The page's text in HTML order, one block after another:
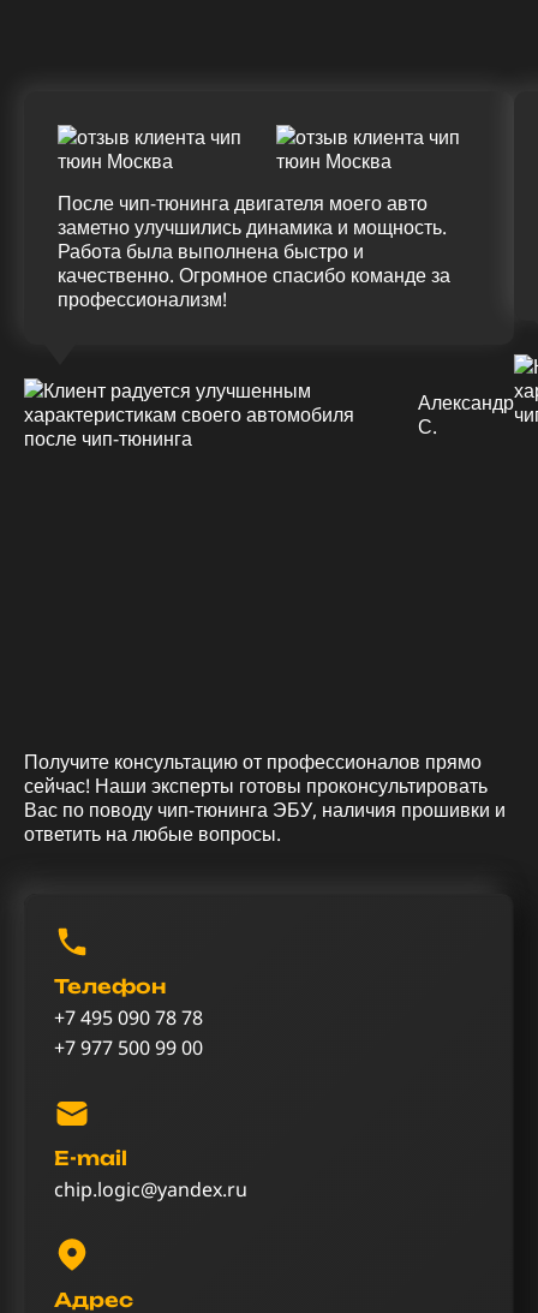
После чип-тюнинга двигателя моего авто
заметно улучшились динамика и мощность.
Работа была выполнена быстро и
качественно. Огромное спасибо команде за
профессионализм!
Александр
С.
Получите консультацию от профессионалов прямо
сейчас! Наши эксперты готовы проконсультировать
Вас по поводу чип-тюнинга ЭБУ, наличия прошивки и
ответить на любые вопросы.
Телефон
+7 495 090 78 78
+7 977 500 99 00
E-mail
chip.logic@yandex.ru
Адрес